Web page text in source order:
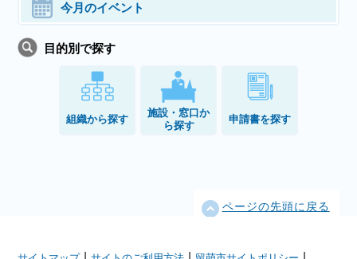
今月のイベント
目的別で探す
組織から探す
施設・窓口か
ら探す
申請書を探す
ページの先頭に戻る